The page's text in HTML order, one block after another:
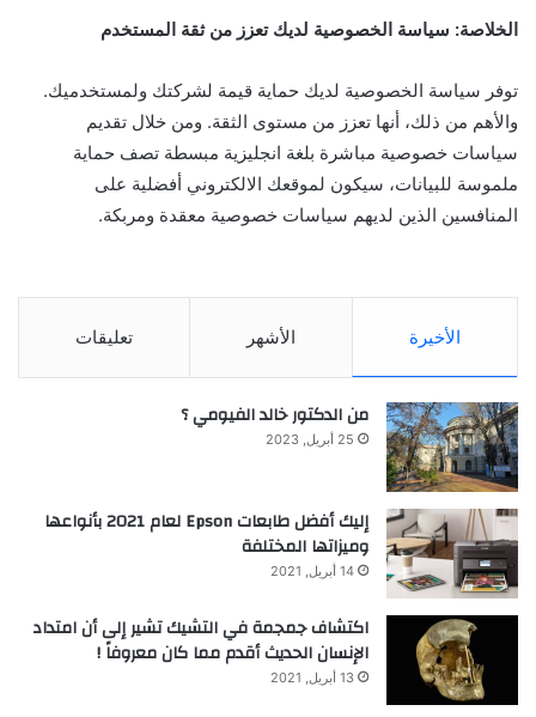
الخلاصة: سياسة الخصوصية لديك تعزز من ثقة المستخدم
توفر سياسة الخصوصية لديك حماية قيمة لشركتك ولمستخدميك.
والأهم من ذلك، أنها تعزز من مستوى الثقة. ومن خلال تقديم
سياسات خصوصية مباشرة بلغة انجليزية مبسطة تصف حماية
ملموسة للبيانات، سيكون لموقعك الالكتروني أفضلية على
المنافسين الذين لديهم سياسات خصوصية معقدة ومربكة.
الأخيرة الأشهر تعليقات
من الدكتور خالد الفيومي ؟
25 أبريل, 2023
إليك أفضل طابعات Epson لعام 2021 بأنواعها
وميزاتها المختلفة
14 أبريل, 2021
اكتشاف جمجمة في التشيك تشير إلى أن امتداد
الإنسان الحديث أقدم مما كان معروفاً !
13 أبريل, 2021